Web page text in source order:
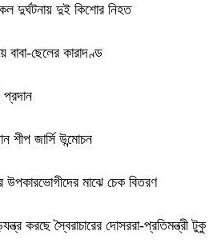
দুর্ঘটনায় দুই কিশোর নিহত
বাবা-ছেলের কারাদণ্ড
প্রদান
শীপ জার্সি উন্মোচন
উপকারভোগীদের মাঝে চেক বিতরণ
করছে স্বৈরাচারের দোসররা-প্রতিমন্ত্রী টুকু